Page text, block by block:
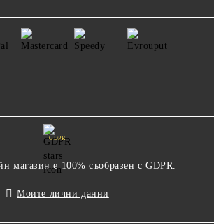
GDPR
магазин е 100% съобразен с GDPR.
Моите лични данни